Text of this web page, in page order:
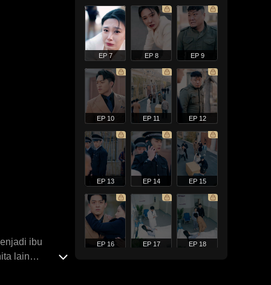
ibu
lain
EP 7 EP 8 EP 9
EP 10 EP 11 EP 12
EP 13 EP 14 EP 15
EP 16 EP 17 EP 18